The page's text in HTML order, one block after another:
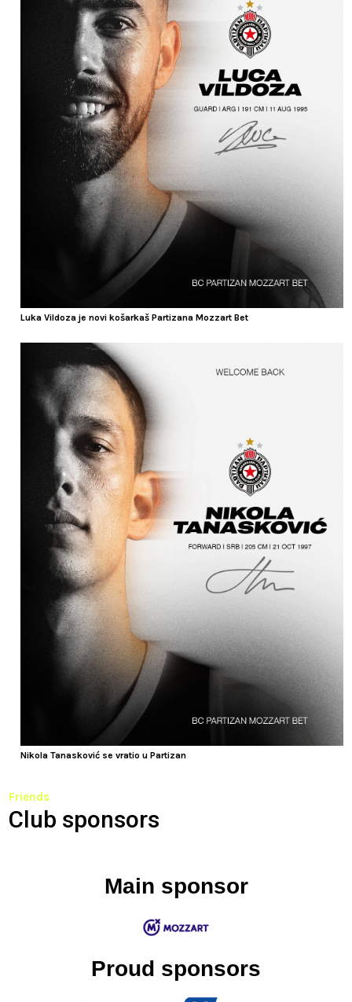
Luka Vildoza je novi košarkaš Partizana Mozzart Bet
Nikola Tanasković se vratio u Partizan
Friends
Club sponsors
Main sponsor
Proud sponsors